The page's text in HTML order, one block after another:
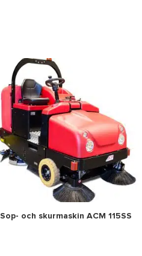
Sop- och skurmaskin ACM 115SS